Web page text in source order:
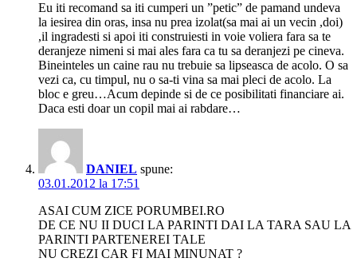
Eu iti recomand sa iti cumperi un ”petic” de pamand undeva
la iesirea din oras, insa nu prea izolat(sa mai ai un vecin ,doi)
,il ingradesti si apoi iti construiesti in voie voliera fara sa te
deranjeze nimeni si mai ales fara ca tu sa deranjezi pe cineva.
Bineinteles un caine rau nu trebuie sa lipseasca de acolo. O sa
vezi ca, cu timpul, nu o sa-ti vina sa mai pleci de acolo. La
bloc e greu…Acum depinde si de ce posibilitati financiare ai.
Daca esti doar un copil mai ai rabdare…
DANIEL spune:
03.01.2012 la 17:51
ASAI CUM ZICE PORUMBEI.RO
DE CE NU II DUCI LA PARINTI DAI LA TARA SAU LA
PARINTI PARTENEREI TALE
NU CREZI CAR FI MAI MINUNAT ?